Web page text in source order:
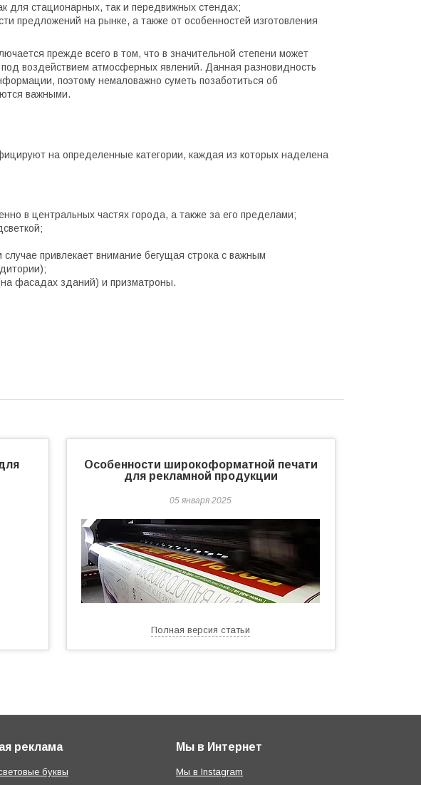
для стационарных, так и передвижных стендах;
предложений на рынке, а также от особенностей изготовления
прежде всего в том, что в значительной степени может
воздействием атмосферных явлений. Данная разновидность
поэтому немаловажно суметь позаботиться об
важными.
на определенные категории, каждая из которых наделена
в центральных частях города, а также за его пределами;
привлекает внимание бегущая строка с важным
фасадах зданий) и призматроны.
Особенности широкоформатной печати
для рекламной продукции
05 января 2025
Полная версия статьи
реклама
буквы
Мы в Интернет
Мы в Instagram